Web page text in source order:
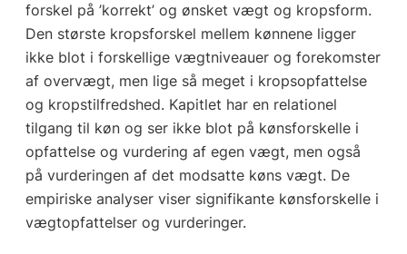
forskel på ’korrekt’ og ønsket vægt og kropsform.
Den største kropsforskel mellem kønnene ligger
ikke blot i forskellige vægtniveauer og forekomster
af overvægt, men lige så meget i kropsopfattelse
og kropstilfredshed. Kapitlet har en relationel
tilgang til køn og ser ikke blot på kønsforskelle i
opfattelse og vurdering af egen vægt, men også
på vurderingen af det modsatte køns vægt. De
empiriske analyser viser signifikante kønsforskelle i
vægtopfattelser og vurderinger.